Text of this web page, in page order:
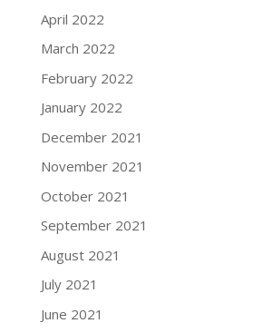
April 2022
March 2022
February 2022
January 2022
December 2021
November 2021
October 2021
September 2021
August 2021
July 2021
June 2021